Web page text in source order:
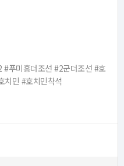
푸미흥더조선 #2군더조선 #호
치민 #호치민착석